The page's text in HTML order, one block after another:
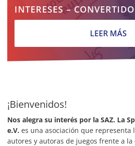
INTERESES –
LEER MÁS
¡Bienvenidos!
Nos alegra su interés por la SAZ. La
e.V. es una asociación que representa
autores y autoras de juegos frente a